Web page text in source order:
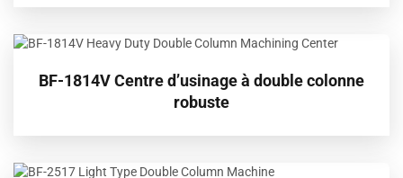
BF-1814V Centre d’usinage à double colonne
robuste